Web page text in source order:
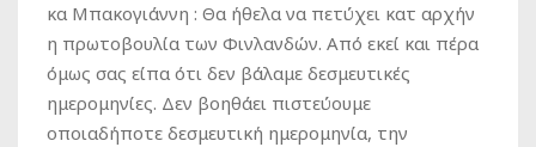
κα Μπακογιάννη : Θα ήθελα να πετύχει κατ αρχήν
η πρωτοβουλία των Φινλανδών. Από εκεί και πέρα
όμως σας είπα ότι δεν βάλαμε δεσμευτικές
ημερομηνίες. Δεν βοηθάει πιστεύουμε
οποιαδήποτε δεσμευτική ημερομηνία, την